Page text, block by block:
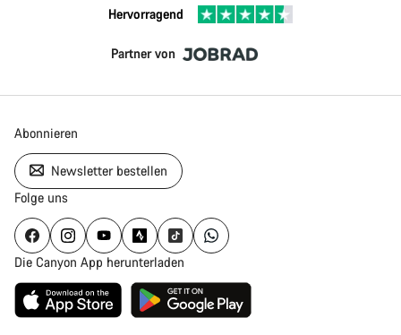
Hervorragend
Partner von
Abonnieren
Newsletter bestellen
Folge uns
Die Canyon App herunterladen